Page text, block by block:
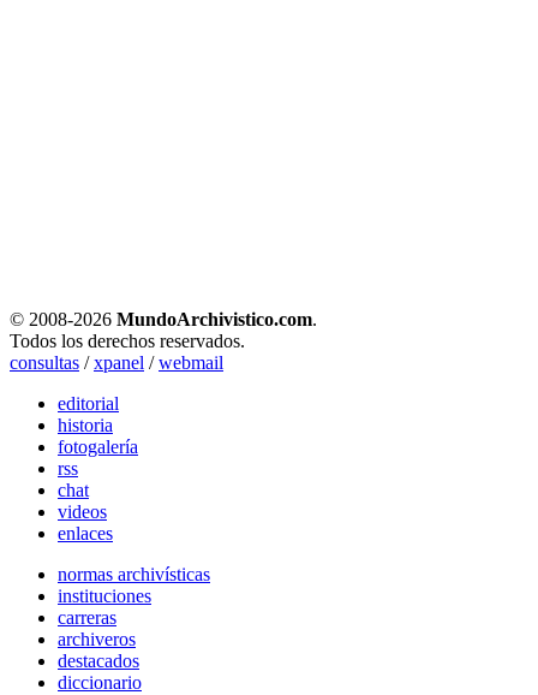
© 2008-2026 MundoArchivistico.com.
Todos los derechos reservados.
consultas /xpanel /webmail
editorial
historia
fotogalería
rss
chat
videos
enlaces
normas archivísticas
instituciones
carreras
archiveros
destacados
diccionario